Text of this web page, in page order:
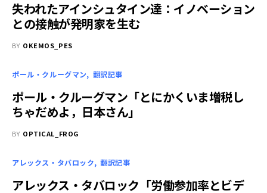
失われたアインシュタイン達：イノベーション
との接触が発明家を生む
BY OKEMOS_PES
ポール・クルーグマン 翻訳記事
ポール・クルーグマン「とにかくいま増税し
ちゃだめよ，日本さん」
BY OPTICAL_FROG
アレックス・タバロック 翻訳記事
アレックス・タバロック「労働参加率とビデ